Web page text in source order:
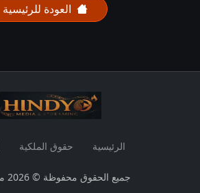
العودة للرئيسية
الرئيسية حقوق الملكية
جميع الحقوق محفوظة © 2026 موقع هنديو